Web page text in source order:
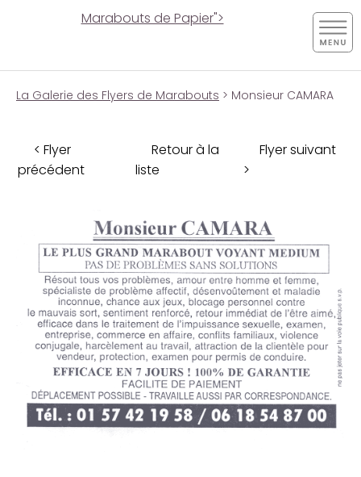
Marabouts de Papier">
La Galerie des Flyers de Marabouts > Monsieur CAMARA
< Flyer
précédent
Retour à la
liste
Flyer suivant
>